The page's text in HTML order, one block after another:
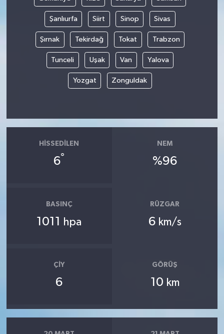
Şanlıurfa Siirt Sinop Sivas
Şırnak Tekirdağ Tokat Trabzon
Tunceli Uşak Van Yalova
Yozgat Zonguldak
HISSEDILEN
6°
NEM
%96
BASINÇ
1011 hpa
RÜZGAR
6 km/s
ÇIY
6
GÖRÜŞ
10 km